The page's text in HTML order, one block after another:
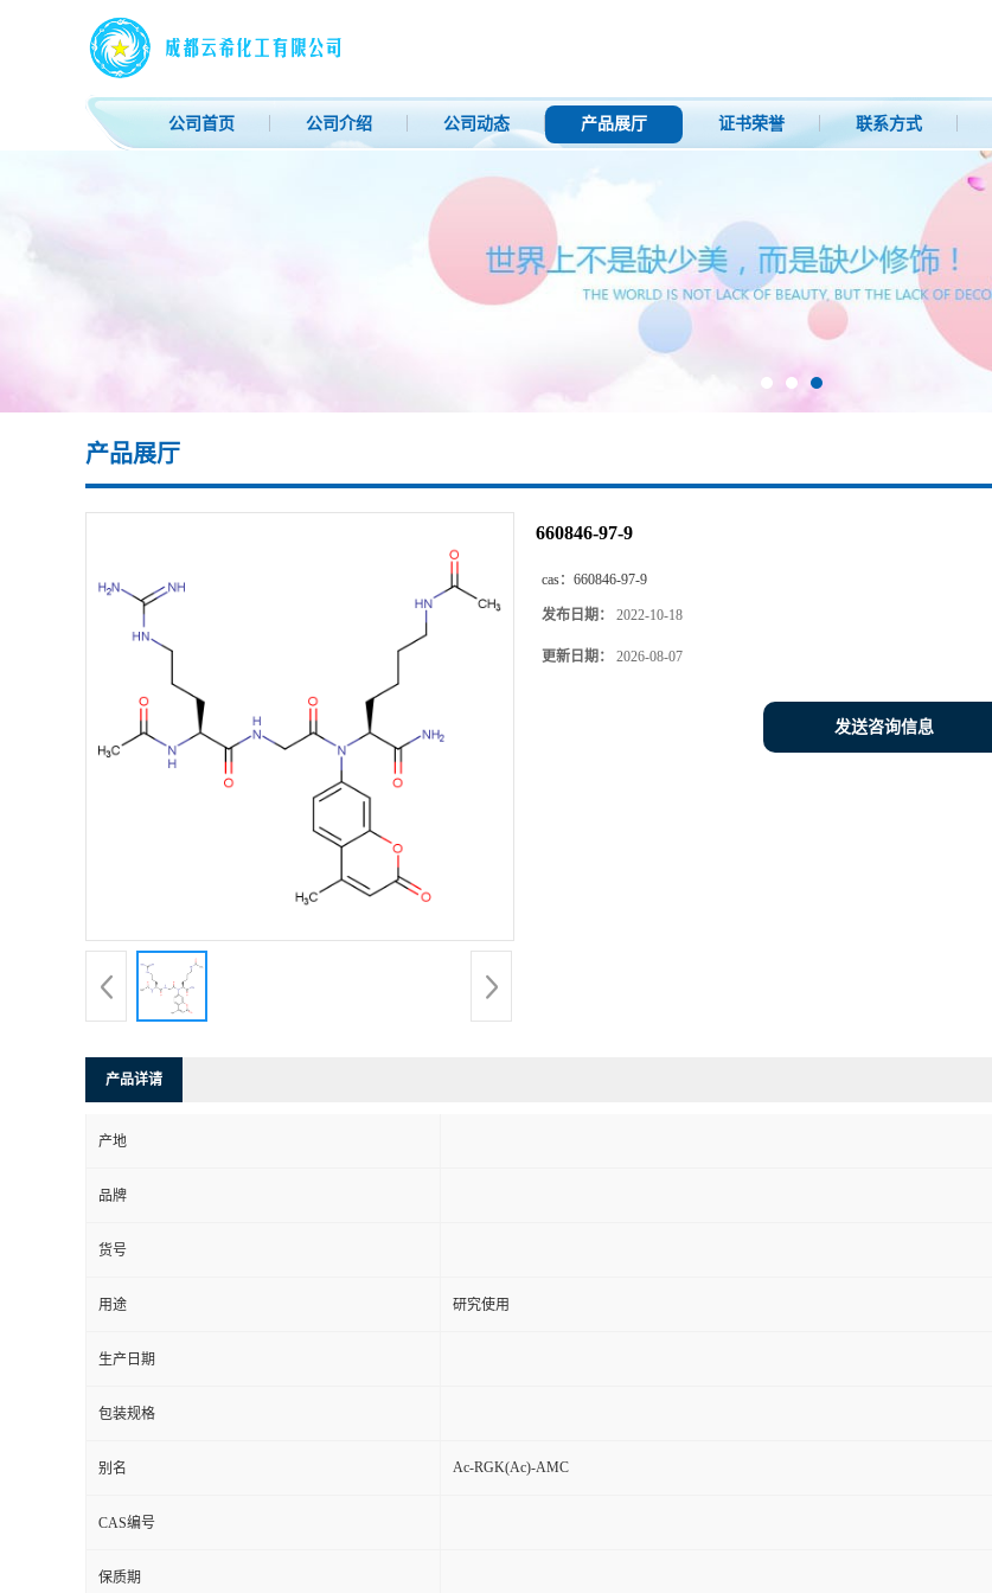
公司首页 公司介绍 公司动态 产品展厅 证书荣誉 联系方式
产品展厅
660846-97-9
cas： 660846-97-9
发布日期： 2022-10-18
更新日期： 2026-08-07
发送咨询信息
产品详请
产地
品牌
货号
用途 研究使用
生产日期
包装规格
别名 Ac-RGK(Ac)-AMC
CAS编号
保质期